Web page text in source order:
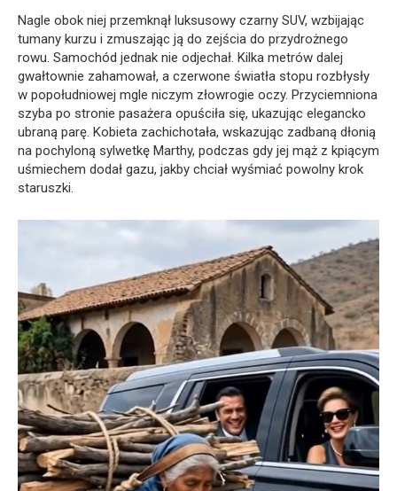
Nagle obok niej przemknął luksusowy czarny SUV, wzbijając
tumany kurzu i zmuszając ją do zejścia do przydrożnego
rowu. Samochód jednak nie odjechał. Kilka metrów dalej
gwałtownie zahamował, a czerwone światła stopu rozbłysły
w popołudniowej mgle niczym złowrogie oczy. Przyciemniona
szyba po stronie pasażera opuściła się, ukazując elegancko
ubraną parę. Kobieta zachichotała, wskazując zadbaną dłonią
na pochyloną sylwetkę Marthy, podczas gdy jej mąż z kpiącym
uśmiechem dodał gazu, jakby chciał wyśmiać powolny krok
staruszki.